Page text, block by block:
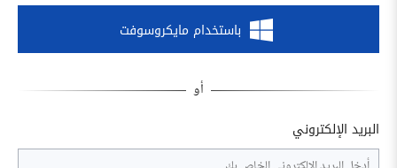
باستخدام مايكروسوفت
البريد الإلكتروني